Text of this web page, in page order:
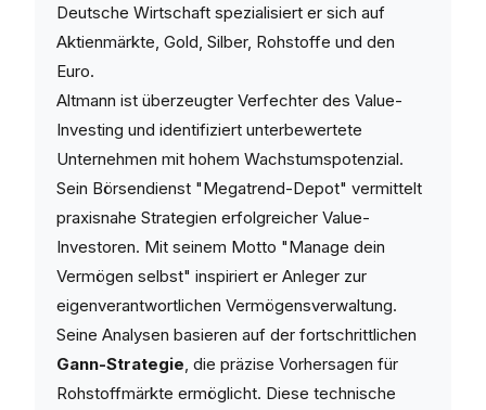
Deutsche Wirtschaft spezialisiert er sich auf
Aktienmärkte, Gold, Silber, Rohstoffe und den
Euro.
Altmann ist überzeugter Verfechter des Value-
Investing und identifiziert unterbewertete
Unternehmen mit hohem Wachstumspotenzial.
Sein Börsendienst "Megatrend-Depot" vermittelt
praxisnahe Strategien erfolgreicher Value-
Investoren. Mit seinem Motto "Manage dein
Vermögen selbst" inspiriert er Anleger zur
eigenverantwortlichen Vermögensverwaltung.
Seine Analysen basieren auf der fortschrittlichen
Gann-Strategie , die präzise Vorhersagen für
Rohstoffmärkte ermöglicht. Diese technische